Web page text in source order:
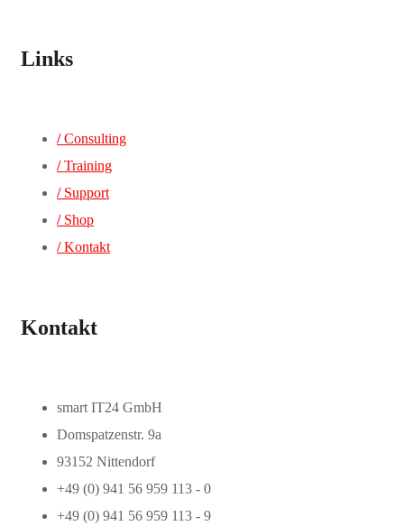
Links
/Consulting
/Training
/Support
/Shop
/Kontakt
Kontakt
smart IT24 GmbH
Domspatzenstr. 9a
93152 Nittendorf
+49 (0) 941 56 959 113 - 0
+49 (0) 941 56 959 113 - 9